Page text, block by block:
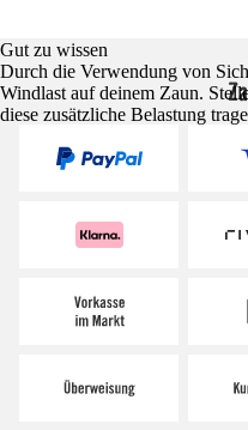
Gut zu wissen
Durch die Verwendung von
Windlast auf deinem Zaun.
diese zusätzliche Belastung